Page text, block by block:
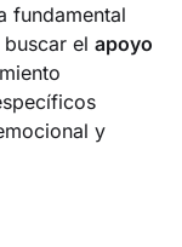
fundamental
buscar elapoyo
y